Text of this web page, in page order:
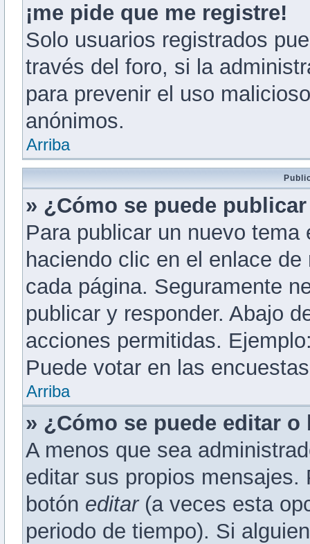
¡me pide que me registre!
Solo usuarios registrados
través del foro, si la
para prevenir el uso
anónimos.
Arriba
» ¿Cómo se puede
Para publicar un nuevo
haciendo clic en el enlace
cada página. Seguramente
publicar y responder. Abajo
acciones permitidas.
Puede votar en las
Arriba
» ¿Cómo se puede editar
A menos que sea
editar sus propios
botón editar(a veces esta
periodo de tiempo). Si